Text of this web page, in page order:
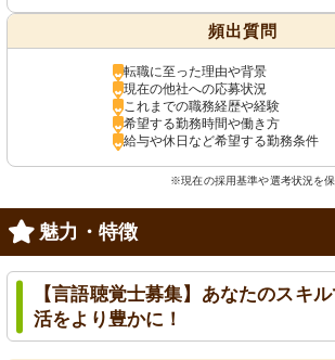
頻出質問
転職に至った理由や背景
現在の他社への応募状況
これまでの職務経歴や経験
希望する勤務時間や働き方
給与や休日など希望する勤務条件
※現在の採用基準や選考状況を
魅力・特徴
【言語聴覚士募集】あなたのスキ
活をより豊かに！